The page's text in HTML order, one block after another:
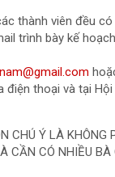
viên đều có
trình bày kế
điện thoại và tại
CHÚ Ý LÀ KHÔNG
CẦN CÓ NHIỀU